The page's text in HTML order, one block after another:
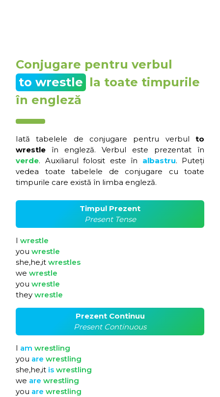
Conjugare pentru verbul
to wrestle la toate timpurile
în engleză
Iată tabelele de conjugare pentru verbul to
wrestle în engleză. Verbul este prezentat în
verde. Auxiliarul folosit este în albastru. Puteți
vedea toate tabelele de conjugare cu toate
timpurile care există în limba engleză.
Timpul Prezent
Present Tense
I wrestle
you wrestle
she,he,it wrestles
we wrestle
you wrestle
they wrestle
Prezent Continuu
Present Continuous
I am wrestling
you are wrestling
she,he,it is wrestling
we are wrestling
you are wrestling